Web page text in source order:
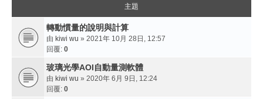
主題
轉動慣量的說明與計算
由 kiwi wu » 2021年 10月 28日, 12:57
回覆: 0
玻璃光學AOI自動量測軟體
由 kiwi wu » 2020年 6月 9日, 12:24
回覆: 0